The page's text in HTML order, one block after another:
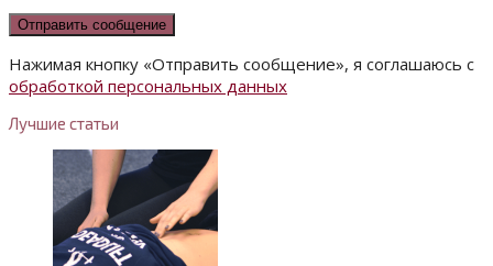
Нажимая кнопку «Отправить сообщение», я соглашаюсь с
обработкой персональных данных
Лучшие статьи